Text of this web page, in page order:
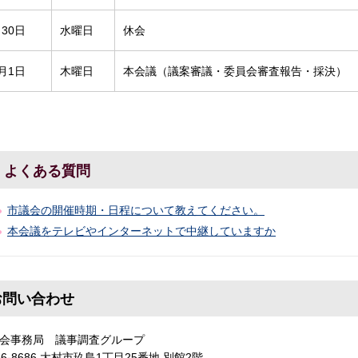
日 水曜日 休会
1日 木曜日 本会議（議案審議・委員会審査報告・採決）
よくある質問
市議会の開催時期・日程について教えてください。
本会議をテレビやインターネットで中継していますか
問い合わせ
事務局 議事調査グループ